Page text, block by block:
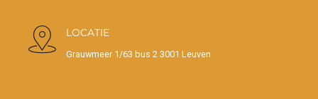
LOCATIE
Grauwmeer 1/63 bus 2 3001 Leuven